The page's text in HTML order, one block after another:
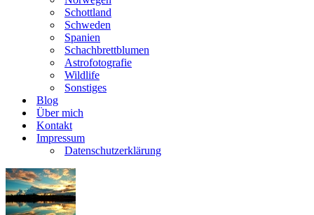
Schottland
Schweden
Spanien
Schachbrettblumen
Astrofotografie
Wildlife
Sonstiges
Blog
Über mich
Kontakt
Impressum
Datenschutzerklärung